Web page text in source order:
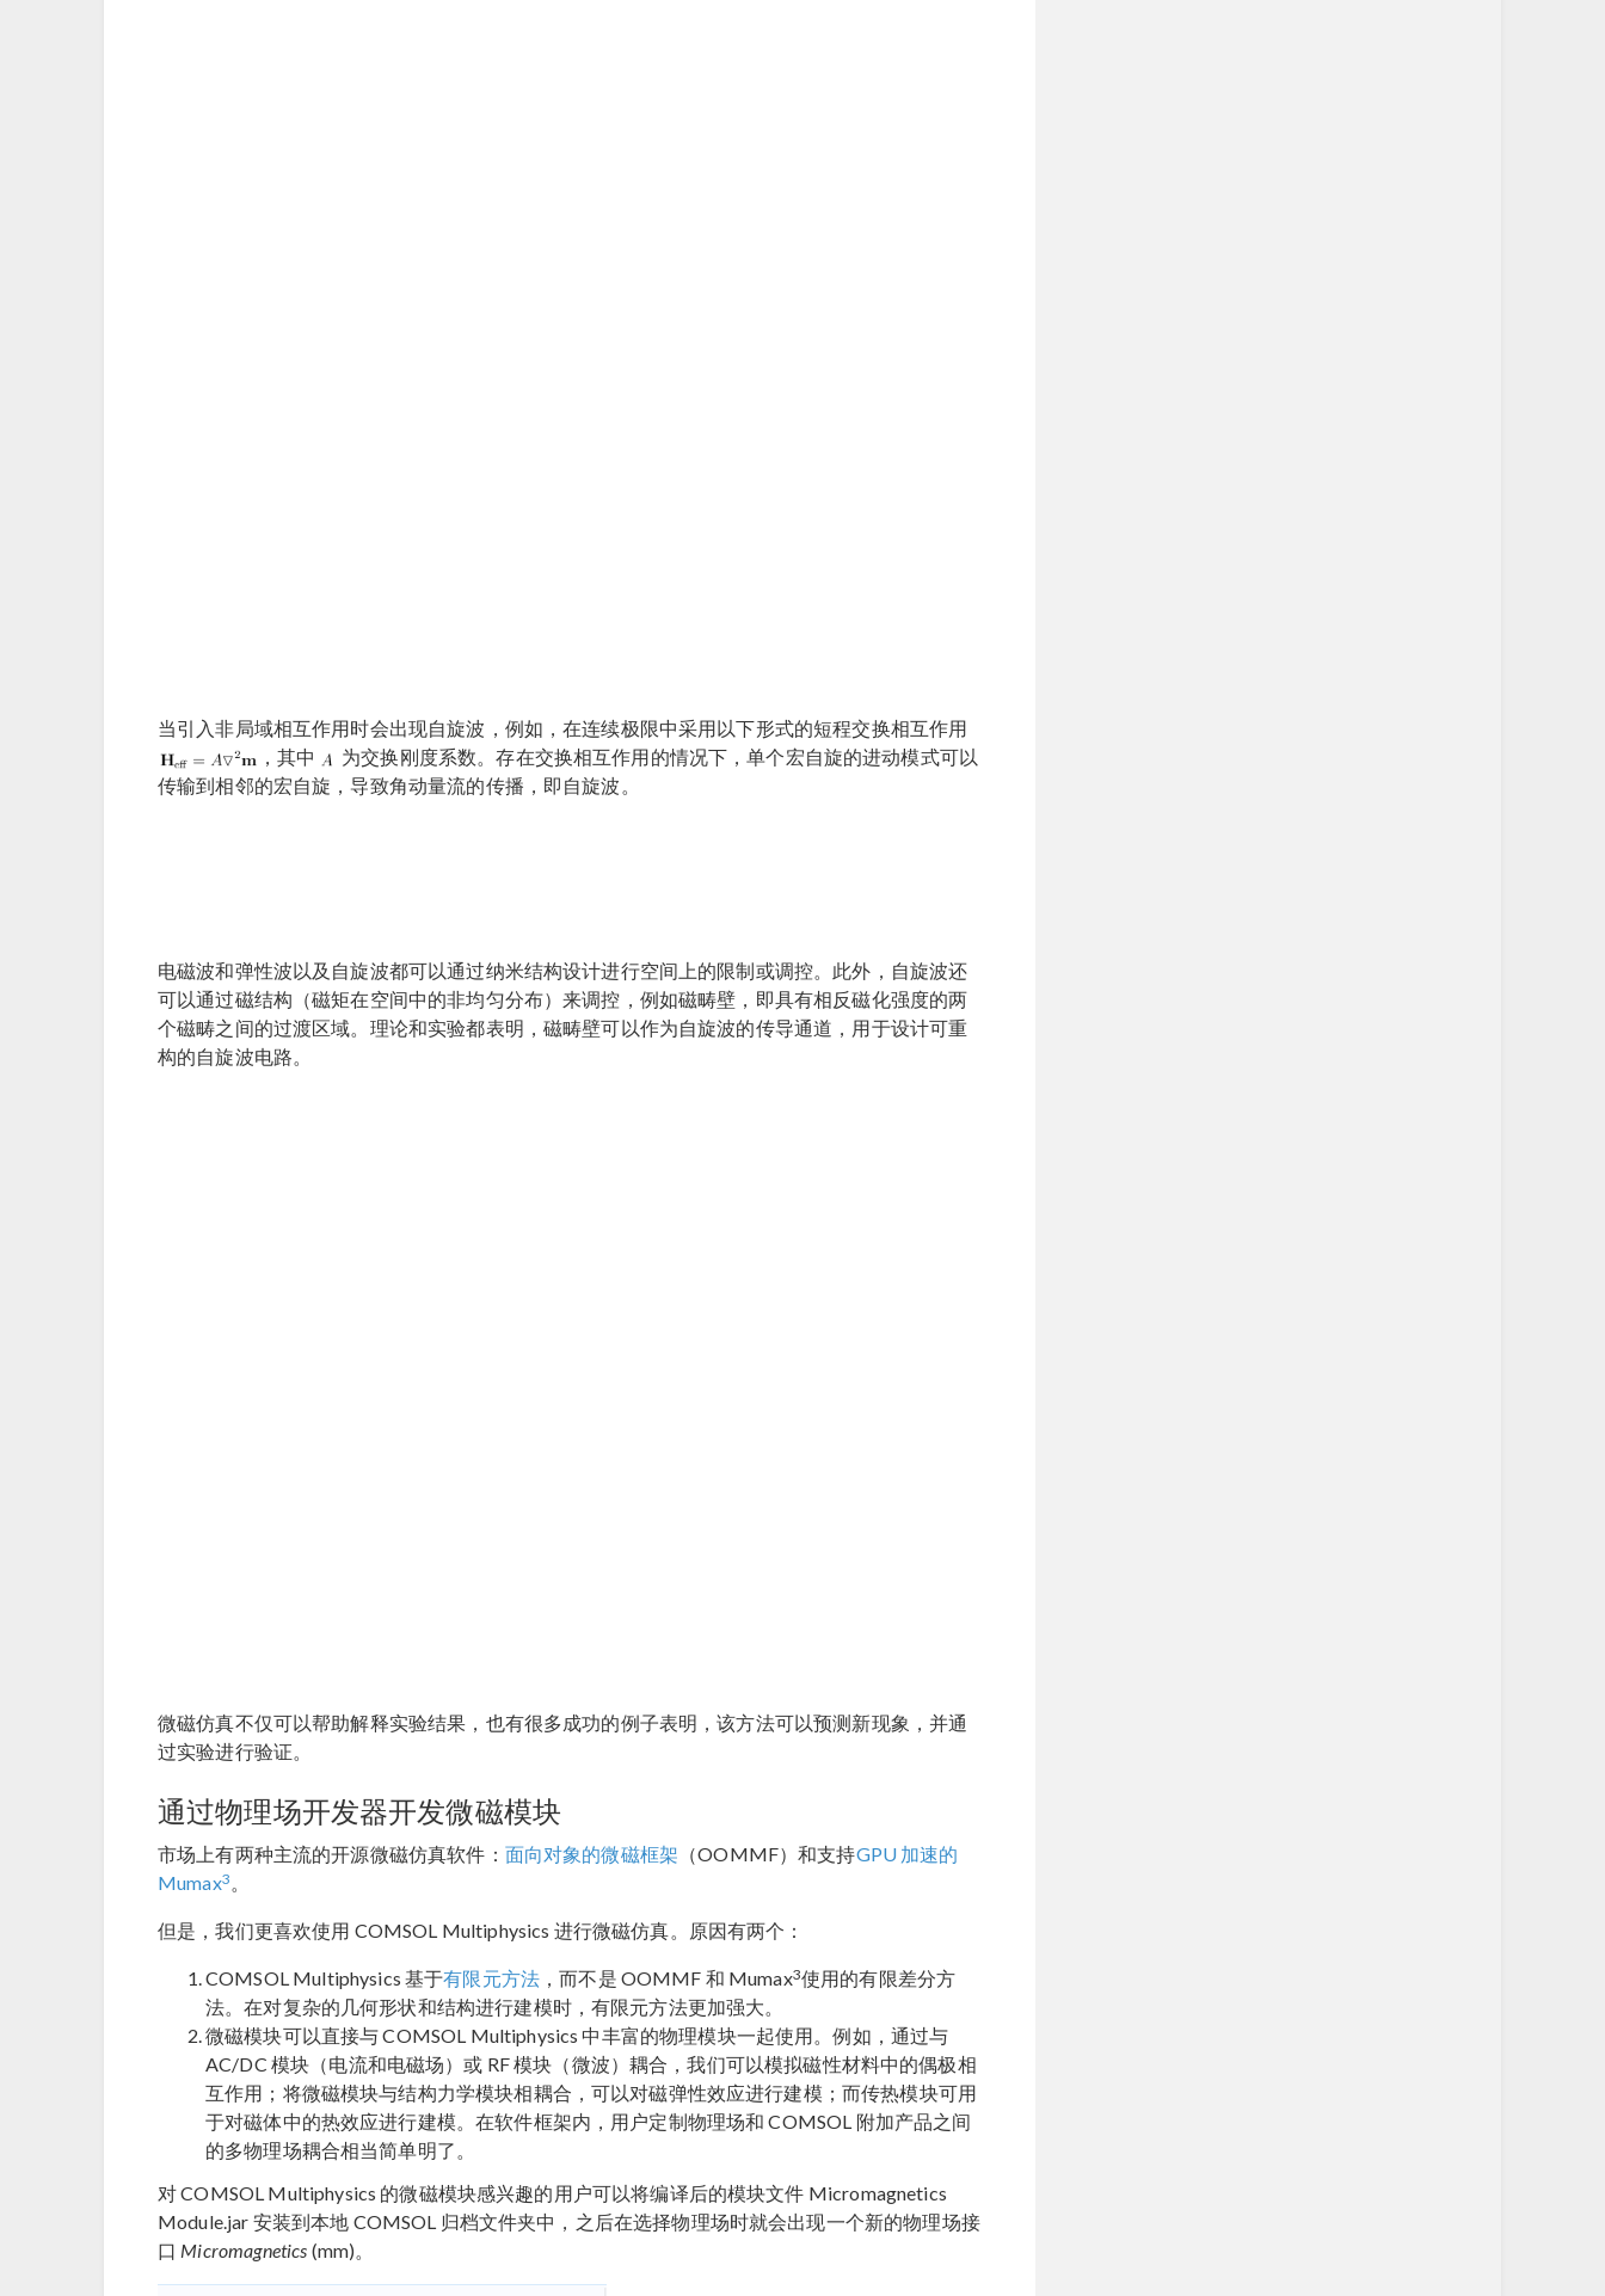
当引入非局域相互作用时会出现自旋波，例如，在连续极限中采用以下形式的短程交换相互作用
，其中
为交换刚度系数。存在交换相互作用的情况下，单个宏自旋的进动模式可以
传输到相邻的宏自旋，导致角动量流的传播，即自旋波。
电磁波和弹性波以及自旋波都可以通过纳米结构设计进行空间上的限制或调控。此外，自旋波还
可以通过磁结构（磁矩在空间中的非均匀分布）来调控，例如磁畴壁，即具有相反磁化强度的两
个磁畴之间的过渡区域。理论和实验都表明，磁畴壁可以作为自旋波的传导通道，用于设计可重
构的自旋波电路。
微磁仿真不仅可以帮助解释实验结果，也有很多成功的例子表明，该方法可以预测新现象，并通
过实验进行验证。
通过物理场开发器开发微磁模块
市场上有两种主流的开源微磁仿真软件： 面向对象的微磁框架 （OOMMF）和支持GPU 加速的
Mumax3
但是，我们更喜欢使用 COMSOL Multiphysics 进行微磁仿真。原因有两个：
COMSOL Multiphysics 基于有限元方法 ，而不是 OOMMF 和 Mumax3使用的有限差分方
法。在对复杂的几何形状和结构进行建模时，有限元方法更加强大。
微磁模块可以直接与 COMSOL Multiphysics 中丰富的物理模块一起使用。例如，通过与
AC/DC 模块（电流和电磁场）或 RF 模块（微波）耦合，我们可以模拟磁性材料中的偶极相
互作用；将微磁模块与结构力学模块相耦合，可以对磁弹性效应进行建模；而传热模块可用
于对磁体中的热效应进行建模。在软件框架内，用户定制物理场和 COMSOL 附加产品之间
的多物理场耦合相当简单明了。
对 COMSOL Multiphysics 的微磁模块感兴趣的用户可以将编译后的模块文件 Micromagnetics
Module.jar 安装到本地 COMSOL 归档文件夹中，之后在选择物理场时就会出现一个新的物理场接
口 Micromagnetics (mm)。